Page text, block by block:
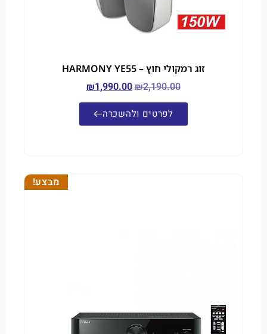
זוג רמקולי חוץ – HARMONY YE55
₪
₪1,990.00
לפרטים ולהשכרה